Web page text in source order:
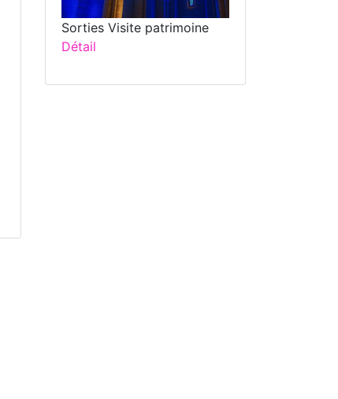
Sorties Visite patrimoine
Détail